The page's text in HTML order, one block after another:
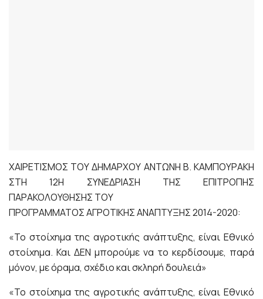
ΧΑΙΡΕΤΙΣΜΟΣ ΤΟΥ ΔΗΜΑΡΧΟΥ ΑΝΤΩΝΗ Β. ΚΑΜΠΟΥΡΑΚΗ
ΣΤΗ 12Η ΣΥΝΕΔΡΙΑΣΗ ΤΗΣ ΕΠΙΤΡΟΠΗΣ
ΠΑΡΑΚΟΛΟΥΘΗΣΗΣ ΤΟΥ
ΠΡΟΓΡΑΜΜΑΤΟΣ ΑΓΡΟΤΙΚΗΣ ΑΝΑΠΤΥΞΗΣ 2014-2020:
«Το στοίχημα της αγροτικής ανάπτυξης, είναι Εθνικό
στοίχημα. Και ΔΕΝ μπορούμε να το κερδίσουμε, παρά
μόνον, με όραμα, σχέδιο και σκληρή δουλειά»
«Το στοίχημα της αγροτικής ανάπτυξης, είναι Εθνικό